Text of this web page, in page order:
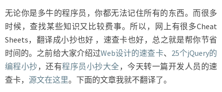
卡
无论你是多牛的程序员，你都无法记住所有的东西。而很多
时候，查找某些知识又比较费事。所以，网上有很多Cheat
Sheets，翻译成小抄也好 ，速查卡也好，总之就是帮你节省
时间的。之前给大家介绍过Web设计的速查卡、 25个jQuery的
编程小抄 ，还有程序员小抄大全，今天转一篇开发人员的速
查卡， 源文在这里。下面的文章我就不翻译了。